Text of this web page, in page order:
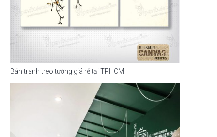
Bán tranh treo tường giá rẻ tại TPHCM